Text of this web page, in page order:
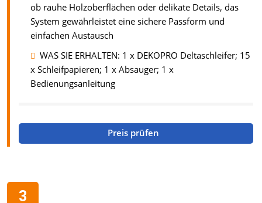
ob rauhe Holzoberflächen oder delikate Details, das
System gewährleistet eine sichere Passform und
einfachen Austausch
WAS SIE ERHALTEN: 1 x DEKOPRO Deltaschleifer; 15
x Schleifpapieren; 1 x Absauger; 1 x
Bedienungsanleitung
Preis prüfen